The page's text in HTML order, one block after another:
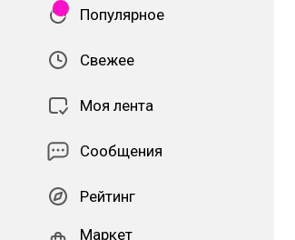
Популярное
Свежее
Моя лента
Сообщения
Рейтинг
Маркет